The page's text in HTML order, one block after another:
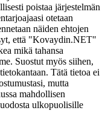
poistaa järjestelmän
otetaan
näiden ehtojen
että "Kovaydin.NET"
mikä tahansa
Suostut myös siihen,
Tätä tietoa ei
mutta
mahdollisen
ulkopuolisille